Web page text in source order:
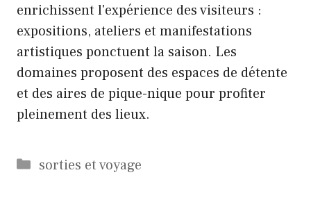
enrichissent l'expérience des visiteurs :
expositions, ateliers et manifestations
artistiques ponctuent la saison. Les
domaines proposent des espaces de détente
et des aires de pique-nique pour profiter
pleinement des lieux.
Catégories
sorties et voyage